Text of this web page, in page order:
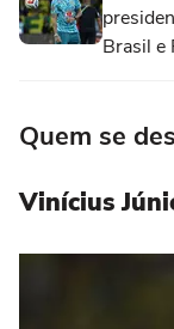
Brasil e
Quem se
Vinícius